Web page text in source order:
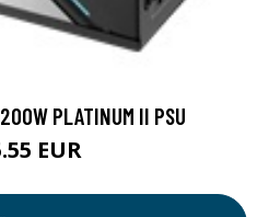
PLATINUM II PSU
EUR